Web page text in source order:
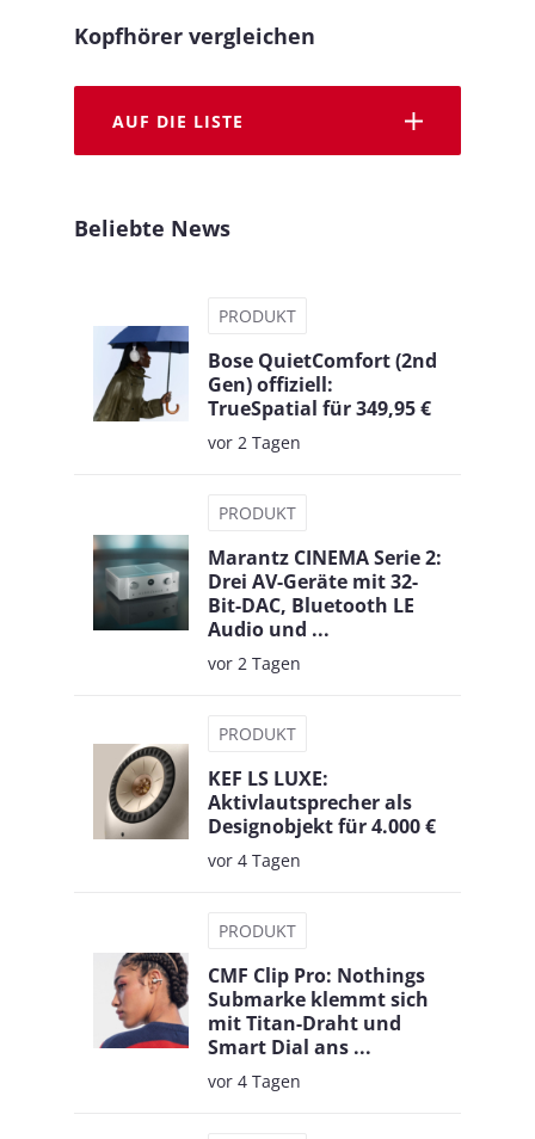
Kopfhörer vergleichen
AUF DIE LISTE
Beliebte News
PRODUKT
Bose QuietComfort (2nd
Gen) offiziell:
TrueSpatial für 349,95 €
vor 2 Tagen
PRODUKT
Marantz CINEMA Serie 2:
Drei AV-Geräte mit 32-
Bit-DAC, Bluetooth LE
Audio und ...
vor 2 Tagen
PRODUKT
KEF LS LUXE:
Aktivlautsprecher als
Designobjekt für 4.000 €
vor 4 Tagen
PRODUKT
CMF Clip Pro: Nothings
Submarke klemmt sich
mit Titan-Draht und
Smart Dial ans ...
vor 4 Tagen